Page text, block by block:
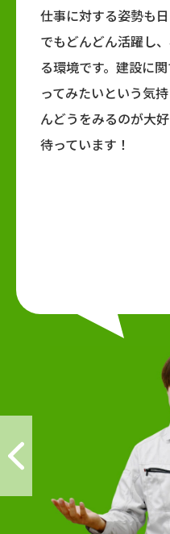
仕事に対する姿勢も
でもどんどん活躍し
る環境です。建設に
ってみたいという気
んどうをみるのが大
待っています！